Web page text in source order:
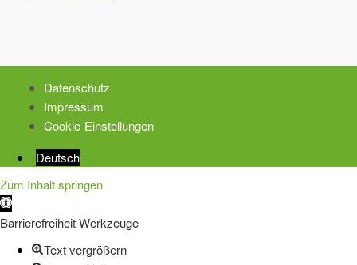
Datenschutz
Impressum
Cookie-Einstellungen
Deutsch
Zum Inhalt springen
Werkzeugleiste
öffnen
Barrierefreiheit Werkzeuge
Text vergrößern